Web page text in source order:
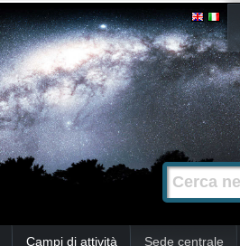
Cerca nel
Campi di attività Sede centrale